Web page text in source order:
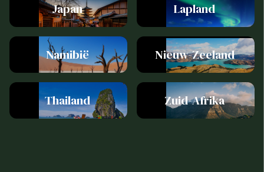
Japan Lapland
Namibië Nieuw-Zeeland
Thailand Zuid-Afrika